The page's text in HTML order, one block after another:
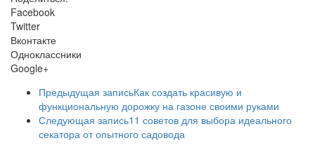
Facebook
Twitter
Вконтакте
Одноклассники
Google+
Предыдущая записьКак создать красивую и
функциональную дорожку на газоне своими руками
Следующая запись11 советов для выбора идеального
секатора от опытного садовода